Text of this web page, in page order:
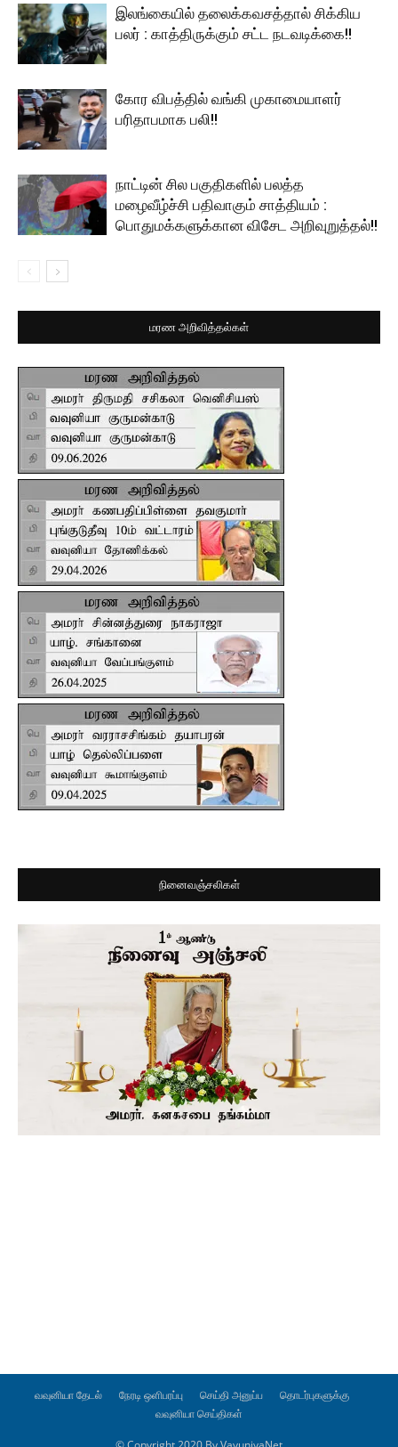
இலங்கையில் தலைக்கவசத்தால் சிக்கிய
பலர் : காத்திருக்கும் சட்ட நடவடிக்கை!!
கோர விபத்தில் வங்கி முகாமையாளர்
பரிதாபமாக பலி!!
நாட்டின் சில பகுதிகளில் பலத்த
மழைவீழ்ச்சி பதிவாகும் சாத்தியம் :
பொதுமக்களுக்கான விசேட அறிவுறுத்தல்!!
மரண அறிவித்தல்கள்
நினைவஞ்சலிகள்
வவுனியா தேடல் நேரடி ஒளிபரப்பு செய்தி அனுப்ப
தொடர்புகளுக்கு
வவுனியா செய்திகள்